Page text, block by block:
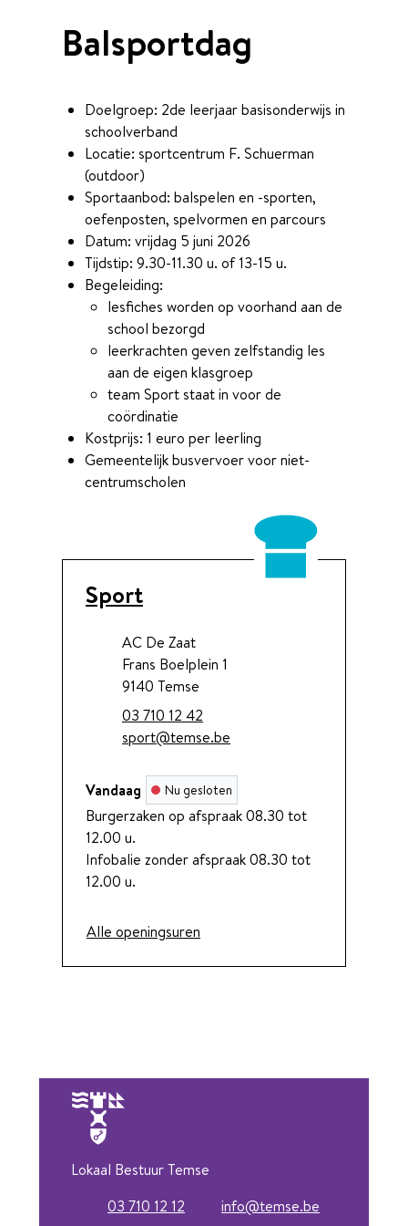
Balsportdag
Doelgroep: 2de leerjaar basisonderwijs in
schoolverband
Locatie: sportcentrum F. Schuerman
(outdoor)
Sportaanbod: balspelen en -sporten,
oefenposten, spelvormen en parcours
Datum: vrijdag 5 juni 2026
Tijdstip: 9.30-11.30 u. of 13-15 u.
Begeleiding:
lesfiches worden op voorhand aan de
school bezorgd
leerkrachten geven zelfstandig les
aan de eigen klasgroep
team Sport staat in voor de
coördinatie
Kostprijs: 1 euro per leerling
Gemeentelijk busvervoer voor niet-
centrumscholen
Contact
Sport
AC De Zaat
Frans Boelplein 1
,9140 Temse
03 710 12 42
E-mailsport@temse.be
Vandaag Nu gesloten
Burgerzaken op afspraak08.30 tot
12.00 u.
Infobalie zonder afspraak08.30 tot
12.00 u.
Alle openingsuren
Lokaal Bestuur Temse
03 710 12 12
E-mail info@temse.be